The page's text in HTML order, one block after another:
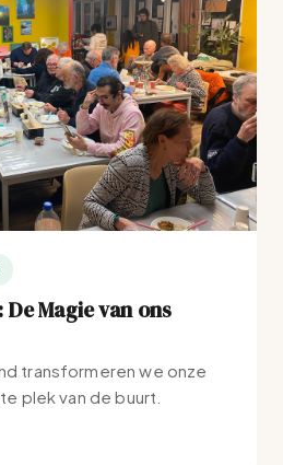
Magie van ons
transformeren we onze
plek van de buurt.